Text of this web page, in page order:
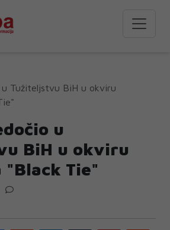
Tužiteljstvu BiH u okviru
u
BiH u okviru
Tie"